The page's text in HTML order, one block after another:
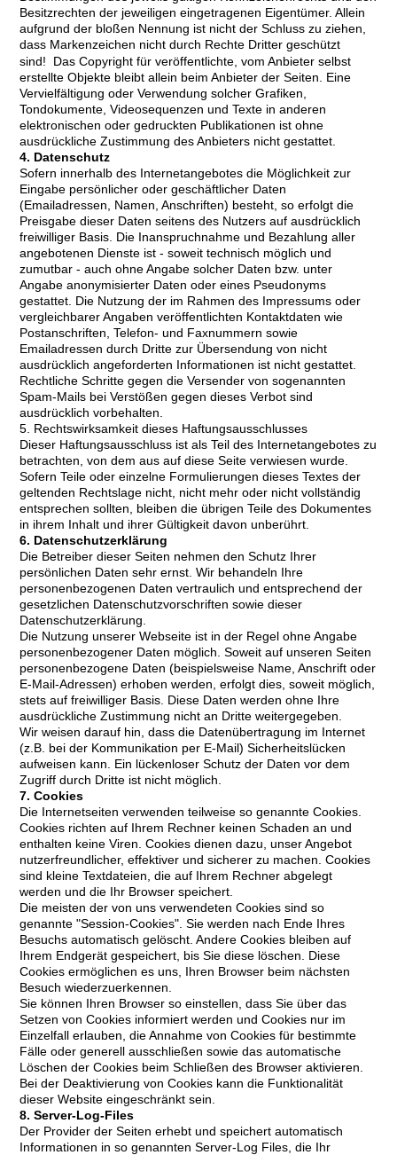
Besitzrechten der jeweiligen eingetragenen Eigentümer. Allein
aufgrund der bloßen Nennung ist nicht der Schluss zu ziehen,
dass Markenzeichen nicht durch Rechte Dritter geschützt
sind! Das Copyright für veröffentlichte, vom Anbieter selbst
erstellte Objekte bleibt allein beim Anbieter der Seiten. Eine
Vervielfältigung oder Verwendung solcher Grafiken,
Tondokumente, Videosequenzen und Texte in anderen
elektronischen oder gedruckten Publikationen ist ohne
ausdrückliche Zustimmung des Anbieters nicht gestattet.
4. Datenschutz
Sofern innerhalb des Internetangebotes die Möglichkeit zur
Eingabe persönlicher oder geschäftlicher Daten
(Emailadressen, Namen, Anschriften) besteht, so erfolgt die
Preisgabe dieser Daten seitens des Nutzers auf ausdrücklich
freiwilliger Basis. Die Inanspruchnahme und Bezahlung aller
angebotenen Dienste ist - soweit technisch möglich und
zumutbar - auch ohne Angabe solcher Daten bzw. unter
Angabe anonymisierter Daten oder eines Pseudonyms
gestattet. Die Nutzung der im Rahmen des Impressums oder
vergleichbarer Angaben veröffentlichten Kontaktdaten wie
Postanschriften, Telefon- und Faxnummern sowie
Emailadressen durch Dritte zur Übersendung von nicht
ausdrücklich angeforderten Informationen ist nicht gestattet.
Rechtliche Schritte gegen die Versender von sogenannten
Spam-Mails bei Verstößen gegen dieses Verbot sind
ausdrücklich vorbehalten.
5. Rechtswirksamkeit dieses Haftungsausschlusses
Dieser Haftungsausschluss ist als Teil des Internetangebotes zu
betrachten, von dem aus auf diese Seite verwiesen wurde.
Sofern Teile oder einzelne Formulierungen dieses Textes der
geltenden Rechtslage nicht, nicht mehr oder nicht vollständig
entsprechen sollten, bleiben die übrigen Teile des Dokumentes
in ihrem Inhalt und ihrer Gültigkeit davon unberührt.
6. Datenschutzerklärung
Die Betreiber dieser Seiten nehmen den Schutz Ihrer
persönlichen Daten sehr ernst. Wir behandeln Ihre
personenbezogenen Daten vertraulich und entsprechend der
gesetzlichen Datenschutzvorschriften sowie dieser
Datenschutzerklärung.
Die Nutzung unserer Webseite ist in der Regel ohne Angabe
personenbezogener Daten möglich. Soweit auf unseren Seiten
personenbezogene Daten (beispielsweise Name, Anschrift oder
E-Mail-Adressen) erhoben werden, erfolgt dies, soweit möglich,
stets auf freiwilliger Basis. Diese Daten werden ohne Ihre
ausdrückliche Zustimmung nicht an Dritte weitergegeben.
Wir weisen darauf hin, dass die Datenübertragung im Internet
(z.B. bei der Kommunikation per E-Mail) Sicherheitslücken
aufweisen kann. Ein lückenloser Schutz der Daten vor dem
Zugriff durch Dritte ist nicht möglich.
7. Cookies
Die Internetseiten verwenden teilweise so genannte Cookies.
Cookies richten auf Ihrem Rechner keinen Schaden an und
enthalten keine Viren. Cookies dienen dazu, unser Angebot
nutzerfreundlicher, effektiver und sicherer zu machen. Cookies
sind kleine Textdateien, die auf Ihrem Rechner abgelegt
werden und die Ihr Browser speichert.
Die meisten der von uns verwendeten Cookies sind so
genannte "Session-Cookies". Sie werden nach Ende Ihres
Besuchs automatisch gelöscht. Andere Cookies bleiben auf
Ihrem Endgerät gespeichert, bis Sie diese löschen. Diese
Cookies ermöglichen es uns, Ihren Browser beim nächsten
Besuch wiederzuerkennen.
Sie können Ihren Browser so einstellen, dass Sie über das
Setzen von Cookies informiert werden und Cookies nur im
Einzelfall erlauben, die Annahme von Cookies für bestimmte
Fälle oder generell ausschließen sowie das automatische
Löschen der Cookies beim Schließen des Browser aktivieren.
Bei der Deaktivierung von Cookies kann die Funktionalität
dieser Website eingeschränkt sein.
8. Server-Log-Files
Der Provider der Seiten erhebt und speichert automatisch
Informationen in so genannten Server-Log Files, die Ihr